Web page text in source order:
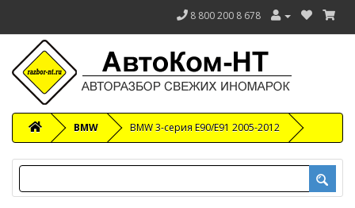
8 800 200 8 678
BMW BMW 3-серия E90/E91 2005-2012